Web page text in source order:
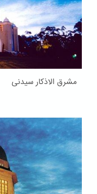
مشرق الاذکار سیدنی